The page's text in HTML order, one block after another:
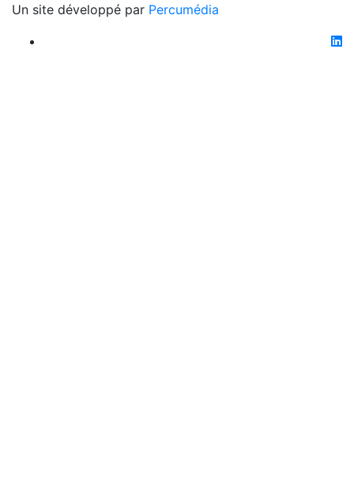
Un site développé par Percumédia